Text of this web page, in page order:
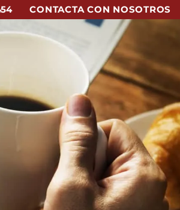
CONTACTA CON NOSOTROS